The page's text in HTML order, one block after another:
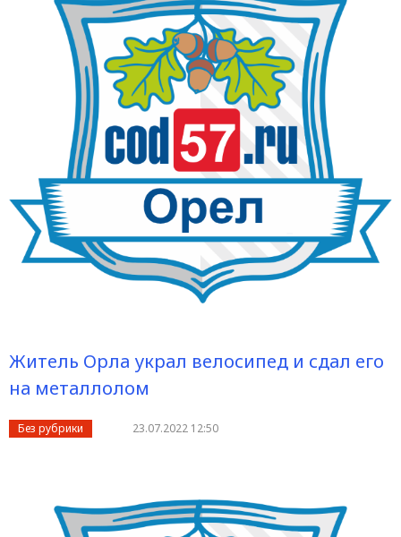
Житель Орла украл велосипед и сдал его
на металлолом
Без рубрики 23.07.2022 12:50